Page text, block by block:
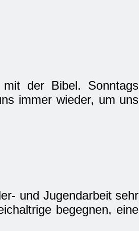
der Bibel. Sonntags
immer wieder, um uns
und Jugendarbeit sehr
begegnen, eine